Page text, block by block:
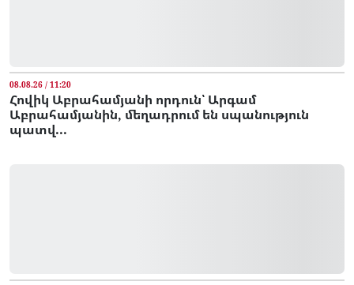
08.08.26 / 11:20
Հովիկ Աբրահամյանի որդուն՝ Արգամ
Աբրահամյանին, մեղադրում են սպանություն
պատվ...